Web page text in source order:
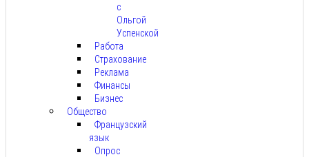
с
Ольгой
Успенской
Работа
Страхование
Реклама
Финансы
Бизнес
Общество
Французский
язык
Опрос